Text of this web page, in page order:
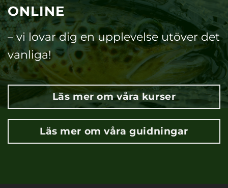
ONLINE
– vi lovar dig en upplevelse utöver det
vanliga!
Läs mer om våra kurser
Läs mer om våra guidningar